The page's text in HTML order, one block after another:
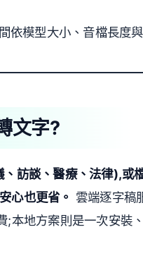
依模型大小、音檔長度
文字?
訪談、醫療、法律),或
心也更省。 雲端逐字稿
本地方案則是一次安裝